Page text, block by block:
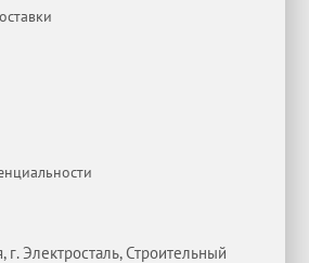
г. Электросталь, Строительный